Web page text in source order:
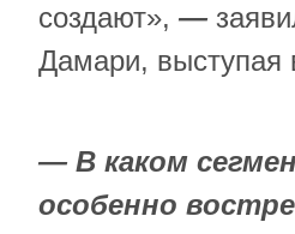
создают», —
Дамари,
— В каком
особенно